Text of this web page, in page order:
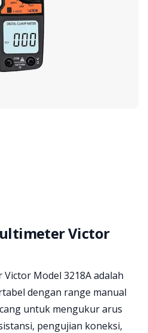
Victor
Model 3218A adalah
dengan range manual
untuk mengukur arus
pengujian koneksi,